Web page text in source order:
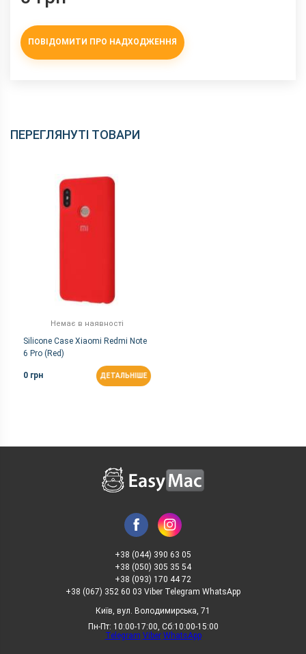
ПОВІДОМИТИ ПРО НАДХОДЖЕННЯ
ПЕРЕГЛЯНУТІ ТОВАРИ
Немає в наявності
Silicone Case Xiaomi Redmi Note
6 Pro (Red)
0 грн ДЕТАЛЬНІШЕ
+38 (044) 390 63 05
+38 (050) 305 35 54
+38 (093) 170 44 72
+38 (067) 352 60 03 Viber Telegram WhatsApp
Київ, вул. Володимирська, 71
Пн-Пт: 10:00-17:00, Сб:10:00-15:00
Telegram Viber WhatsApp